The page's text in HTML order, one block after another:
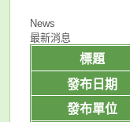
News
最新消息
標題
發布日期
發布單位